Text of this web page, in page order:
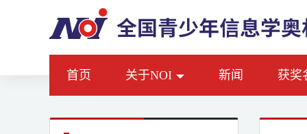
首页 关于NOI 新闻 获奖